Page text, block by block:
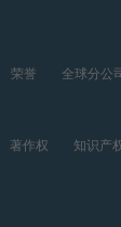
荣誉 全球分公司
著作权
知识产